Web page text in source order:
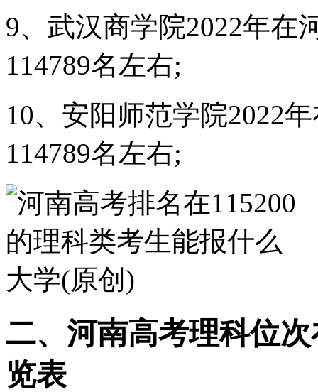
9、武汉商学院2022年在
114789名左右;
10、安阳师范学院2022
114789名左右;
二、河南高考理科位
览表